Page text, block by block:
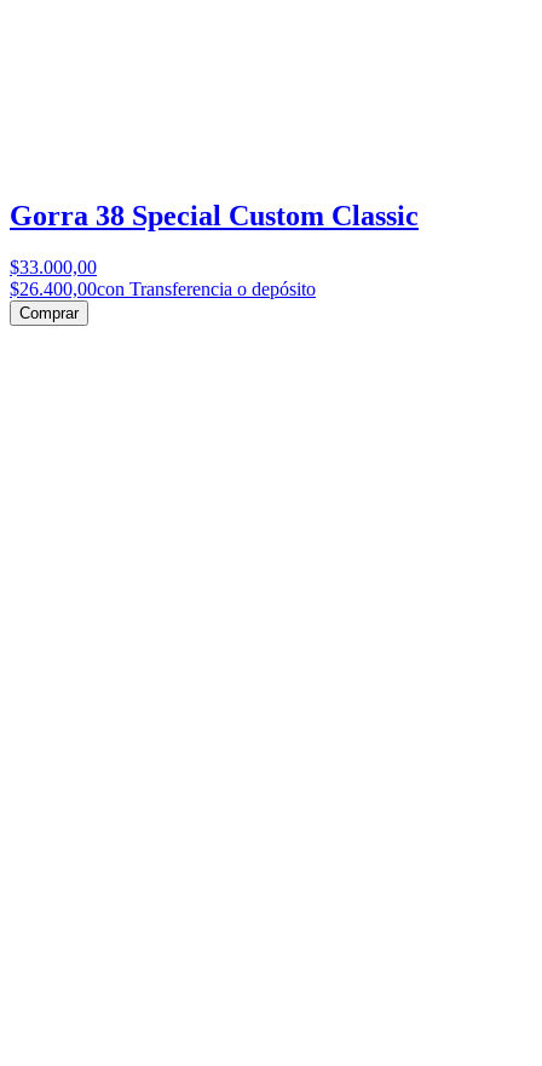
Gorra 38 Special Custom Classic
$33.000,00
$26.400,00con Transferencia o depósito
Comprar